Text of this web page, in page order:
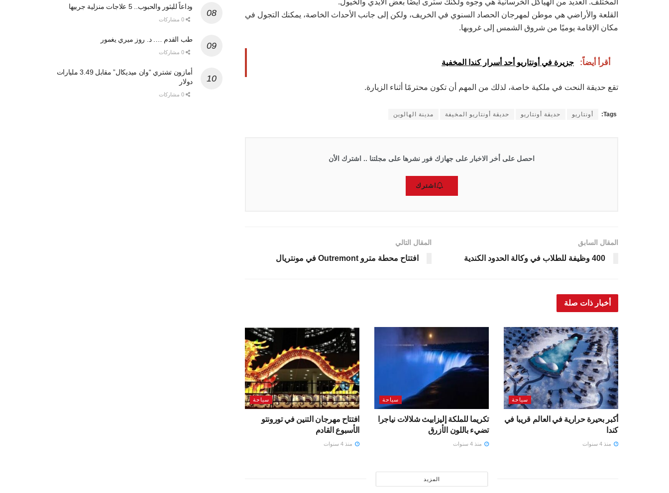
القلعة والأراضي هي موطن لمهرجان الحصاد السنوي في الخريف، ولكن إلى جانب الأحداث الخاصة، يمكنك التجول في
مكان الإقامة يوميًا من شروق الشمس إلى غروبها.
أقرأ أيضاً: جزيرة في أونتاريو أحد أسرار كندا المخفية
تقع حديقة النحت في ملكية خاصة، لذلك من المهم أن تكون محترمًا أثناء الزيارة.
Tags: أونتاريو حديقة أونتاريو حديقة أونتاريو المخيفة مدينة الهالوين
احصل على أخر الاخبار على جهازك فور نشرها على مجلتنا .. اشترك الأن
اشترك
المقال السابق
400 وظيفة للطلاب في وكالة الحدود الكندية
المقال التالي
افتتاح محطة مترو Outremont في مونتريال
أخبار ذات صلة
سياحة
أكبر بحيرة حرارية في العالم قريبا في
كندا
منذ 4 سنوات
سياحة
تكريما للملكة إليزابيث شلالات نياجرا
تضيء باللون الأزرق
منذ 4 سنوات
سياحة
افتتاح مهرجان التنين في تورونتو
الأسبوع القادم
منذ 4 سنوات
المزيد
وداعاً للبثور والحبوب.. 5 علاجات منزلية جربيها
طب القدم …. د. روز ميري يغمور
أمازون تشتري “وان ميديكال” مقابل 3.49 مليارات
دولار